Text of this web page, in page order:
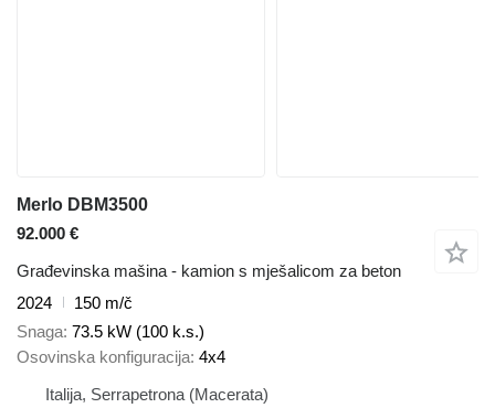
Merlo DBM3500
92.000 €
Građevinska mašina - kamion s mješalicom za beton
2024
150 m/č
Snaga 73.5 kW (100 k.s.)
Osovinska konfiguracija 4x4
Italija, Serrapetrona (Macerata)